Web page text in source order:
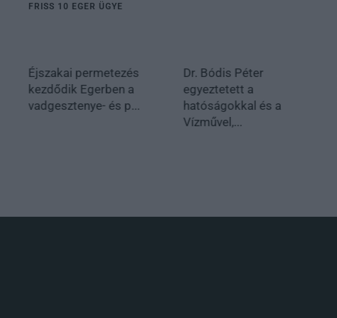
FRISS 10 EGER ÜGYE
Éjszakai permetezés
kezdődik Egerben a
vadgesztenye- és p...
Dr. Bódis Péter
egyeztetett a
hatóságokkal és a
Vízművel,...